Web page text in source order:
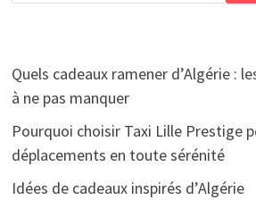
Quels cadeaux ramener d’Algérie :
à ne pas manquer
Pourquoi choisir Taxi Lille Prestige
déplacements en toute sérénité
Idées de cadeaux inspirés d’Algérie